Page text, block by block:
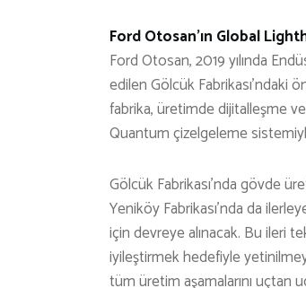
Ford Otosan’ın Global
Ford Otosan, 2019 yılında
edilen Gölcük Fabrikası’ndaki
fabrika, üretimde dijitalleşme
Quantum çizelgeleme
Gölcük Fabrikası’nda gövde
Yeniköy Fabrikası’nda da
için devreye alınacak. Bu ileri
iyileştirmek hedefiyle
tüm üretim aşamalarını uçtan